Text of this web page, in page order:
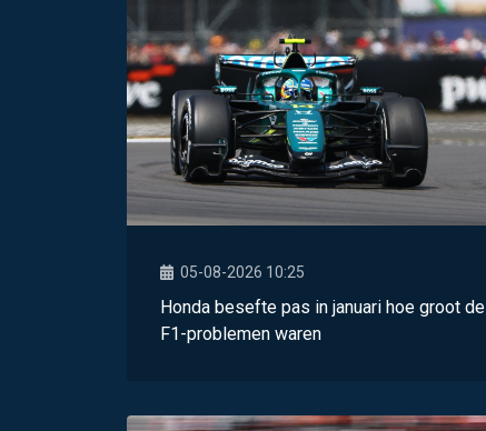
05-08-2026 10:25
Honda besefte pas in januari hoe groot de
F1-problemen waren